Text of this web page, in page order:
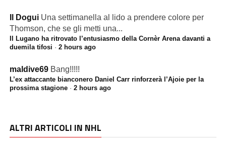
Il Dogui Una settimanella al lido a prendere colore per
Thomson, che se gli metti una...
Il Lugano ha ritrovato l’entusiasmo della Cornèr Arena davanti a
duemila tifosi · 2 hours ago
maldive69 Bang!!!!!
L’ex attaccante bianconero Daniel Carr rinforzerà l’Ajoie per la
prossima stagione· 2 hours ago
ALTRI ARTICOLI IN NHL